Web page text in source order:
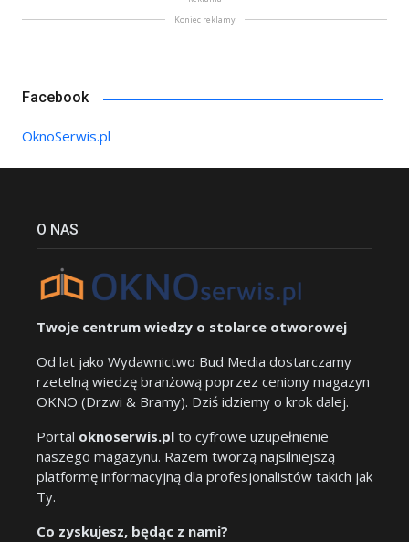
Koniec reklamy
Facebook
OknoSerwis.pl
O NAS
Twoje centrum wiedzy o stolarce otworowej
Od lat jako Wydawnictwo Bud Media dostarczamy
rzetelną wiedzę branżową poprzez ceniony magazyn
OKNO (Drzwi & Bramy). Dziś idziemy o krok dalej.
Portal oknoserwis.pl to cyfrowe uzupełnienie
naszego magazynu. Razem tworzą najsilniejszą
platformę informacyjną dla profesjonalistów takich jak
Ty.
Co zyskujesz, będąc z nami?